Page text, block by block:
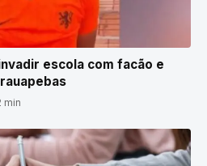
escola com facão e
min